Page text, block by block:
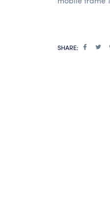
SHARE: